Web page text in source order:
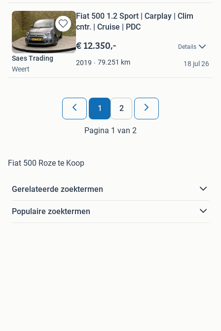
Bewaren
in
Mijn
Favorieten
Fiat 500 1.2 Sport | Carplay | Clim
cntr. | Cruise | PDC
€ 12.350,- Details
2019 79.251 km
Saes Trading
Weert
18 jul 26
1 2
Pagina 1 van 2
Fiat 500 Roze te Koop
Gerelateerde zoektermen
Populaire zoektermen